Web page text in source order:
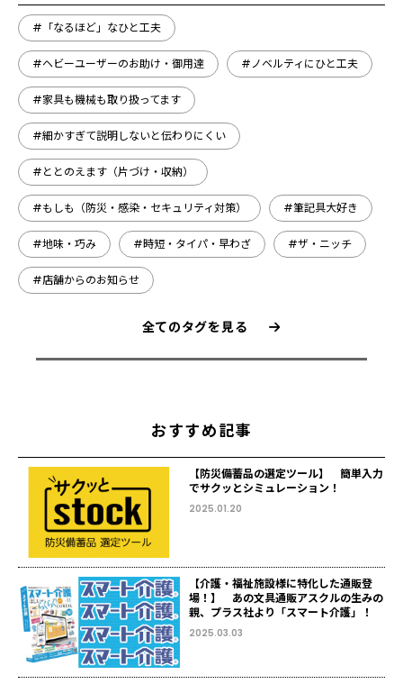
#「なるほど」なひと工夫
#ヘビーユーザーのお助け・御用達 #ノベルティにひと工夫
#家具も機械も取り扱ってます
#細かすぎて説明しないと伝わりにくい
#ととのえます（片づけ・収納）
#もしも（防災・感染・セキュリティ対策） #筆記具大好き
#地味・巧み #時短・タイパ・早わざ #ザ・ニッチ
#店舗からのお知らせ
全てのタグを見る
おすすめ記事
【防災備蓄品の選定ツール】 簡単入力
でサクッとシミュレーション！
2025.01.20
【介護・福祉施設様に特化した通販登
場！】 あの文具通販アスクルの生みの
親、プラス社より「スマート介護」！
2025.03.03